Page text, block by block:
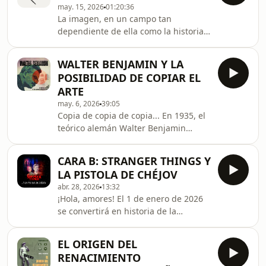
también), este artista neoyorquino
volvió la mirada a momentos
anteriores que ya se suponían
superados. La noticia, sin embargo,
no era esa. Incluso hoy en día
tenemos casos de artistas plást
may. 15, 202601:20:36
La imagen, en un campo tan
dependiente de ella como la historia
importa lo lejos que esté el contexto.
Sabiendo esto, ¿y si todo lo que te
hubieran contado de la Edad Media
fuese mentira? Hoy, en Obra Maestra,
Isabel Mellén, doctora en filosofía,
profesora de estética, escritora y
divulgadora junto con Naiara López
de Munain en Div
WALTER BENJAMIN Y LA
POSIBILIDAD DE COPIAR EL
ARTE
may. 6, 202639:05
Copia de copia de copia... En 1935, el
teórico alemán Walter Benjamin
Reproductibilidad Técnica. En este
libro, el filósofo hace un recorrido por
una serie de avances técnicos en el
sector del arte que no tenían —ni
tienen— precedentes y que
cambiaron de forma radical el
panorama, permitiendo, entre otras
cosas, realizar copias i
CARA B: STRANGER THINGS Y
LA PISTOLA DE CHÉJOV
abr. 28, 2026 13:32
¡Hola, amores! El 1 de enero de 2026
se convertirá en historia de la
el final de uno de los grandes
fenómenos virales de esta nueva era
EL ORIGEN DEL
RENACIMIENTO